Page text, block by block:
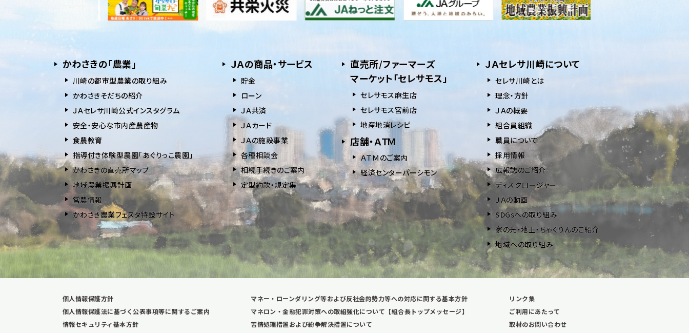
かわさきの「農業」
川崎の都市型農業の取り組み
かわさきそだちの紹介
ＪＡセレサ川崎公式インスタグラム
安全・安⼼な市内産農産物
⾷農教育
指導付き体験型農園「あぐりっこ農園」
かわさきの直売所マップ
地域農業振興計画
営農情報
かわさき農業フェスタ特設サイト
ＪＡの商品・サービス
貯⾦
ローン
ＪＡ共済
ＪＡカード
ＪＡの施設事業
各種相談会
相続⼿続きのご案内
定型約款・規定集
直売所/ファーマーズ
マーケット「セレサモス」
セレサモス麻生店
セレサモス宮前店
地産地消レシピ
店舗・ＡＴＭ
ＡＴＭのご案内
経済センターパーシモン
ＪＡセレサ川崎について
セレサ川崎とは
理念・方針
ＪＡの概要
組合員組織
職員について
採用情報
広報誌のご紹介
ディスクロージャー
ＪＡの動画
SDGsへの取り組み
家の光・地上・ちゃぐりんのご紹介
地域への取り組み
個人情報保護方針
個人情報保護法に基づく公表事項等に関するご案内
情報セキュリティ基本方針
マネー・ローンダリング等および反社会的勢力等への対応に関する基本方針
マネロン・金融犯罪対策への取組強化について【組合長トップメッセージ】
苦情処理措置および紛争解決措置について
リンク集
ご利用にあたって
取材のお問い合わせ